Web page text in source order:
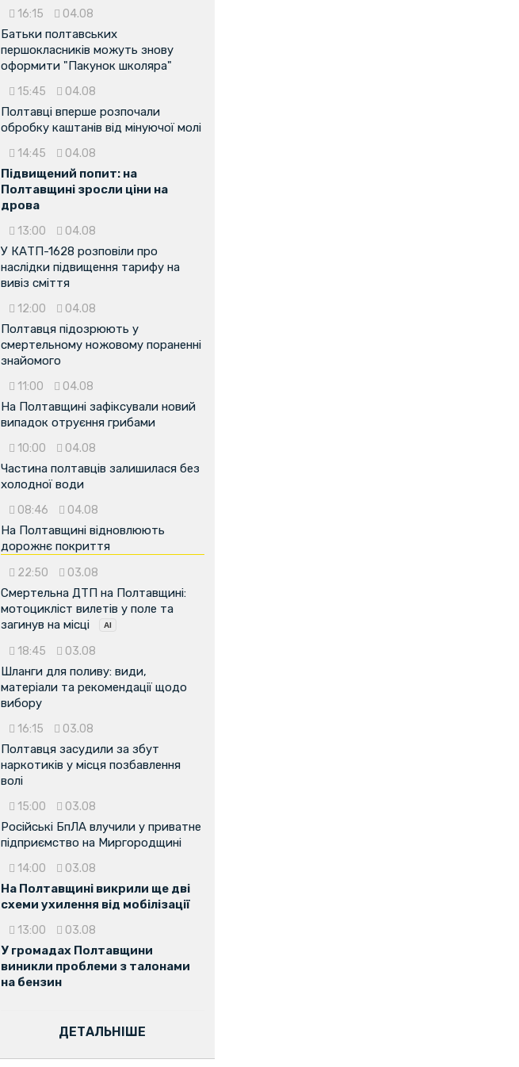
16:15 04.08
Батьки полтавських
першокласників можуть знову
оформити "Пакунок школяра"
15:45 04.08
Полтавці вперше розпочали
обробку каштанів від мінуючої молі
14:45 04.08
Підвищений попит: на
Полтавщині зросли ціни на
дрова
13:00 04.08
У КАТП-1628 розповіли про
наслідки підвищення тарифу на
вивіз сміття
12:00 04.08
Полтавця підозрюють у
смертельному ножовому пораненні
знайомого
11:00 04.08
На Полтавщині зафіксували новий
випадок отруєння грибами
10:00 04.08
Частина полтавців залишилася без
холодної води
08:46 04.08
На Полтавщині відновлюють
дорожнє покриття
22:50 03.08
Смертельна ДТП на Полтавщині:
мотоцикліст вилетів у поле та
загинув на місці
18:45 03.08
Шланги для поливу: види,
матеріали та рекомендації щодо
вибору
16:15 03.08
Полтавця засудили за збут
наркотиків у місця позбавлення
волі
15:00 03.08
Російські БпЛА влучили у приватне
підприємство на Миргородщині
14:00 03.08
На Полтавщині викрили ще дві
схеми ухилення від мобілізації
13:00 03.08
У громадах Полтавщини
виникли проблеми з талонами
на бензин
ДЕТАЛЬНІШЕ